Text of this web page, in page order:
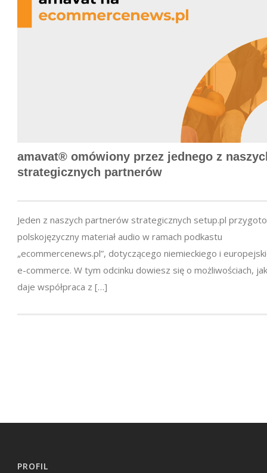
amavat® omówiony przez jednego z
strategicznych partnerów
Jeden z naszych partnerów strategicznych setup.pl
polskojęzyczny materiał audio w ramach podkastu
„ecommercenews.pl”, dotyczącego niemieckiego i
e-commerce. W tym odcinku dowiesz się o możliwościach,
daje współpraca z […]
PROFIL